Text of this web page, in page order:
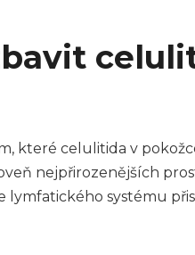
které celulitida v
nejpřirozenějších
lymfatického systému